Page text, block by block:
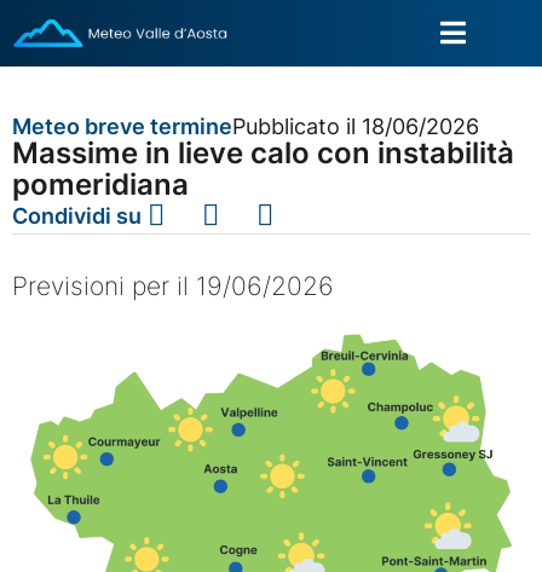
Meteo breve terminePubblicato il 18/06/2026
Massime in lieve calo con instabilità
pomeridiana
Condividi su
Previsioni per il 19/06/2026